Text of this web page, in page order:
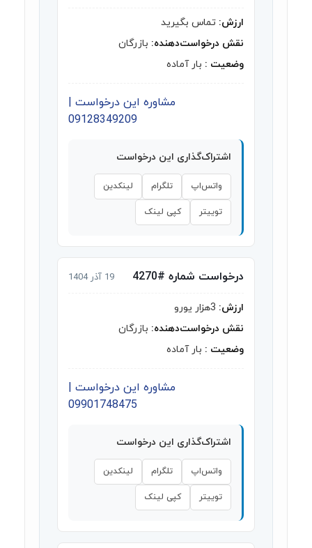
ارزش: تماس بگیرید
نقش درخواست‌دهنده: بازرگان
وضعیت : بار آماده
مشاوره این درخواست |
09128349209
اشتراک‌گذاری این درخواست
واتس‌اپ تلگرام لینکدین
توییتر کپی لینک
درخواست شماره #4270 19 آذر 1404
ارزش:
نقش درخواست‌دهنده: بازرگان
وضعیت : بار آماده
مشاوره این درخواست |
09901748475
اشتراک‌گذاری این درخواست
واتس‌اپ تلگرام لینکدین
توییتر کپی لینک